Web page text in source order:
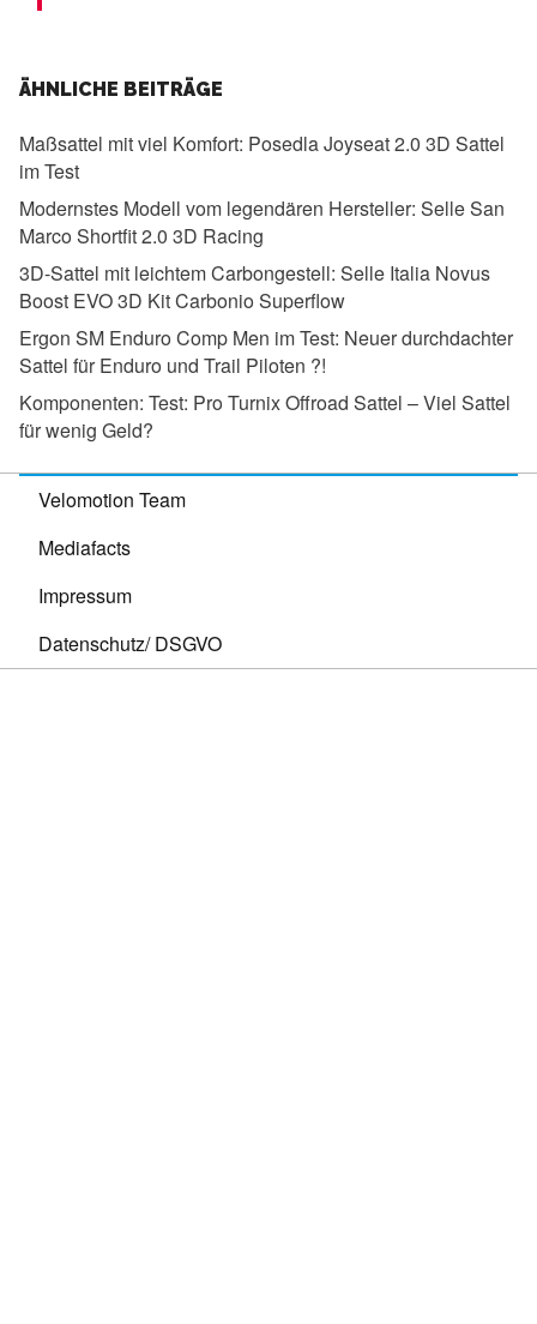
ÄHNLICHE BEITRÄGE
Maßsattel mit viel Komfort: Posedla Joyseat 2.0 3D Sattel
im Test
Modernstes Modell vom legendären Hersteller: Selle San
Marco Shortfit 2.0 3D Racing
3D-Sattel mit leichtem Carbongestell: Selle Italia Novus
Boost EVO 3D Kit Carbonio Superflow
Ergon SM Enduro Comp Men im Test: Neuer durchdachter
Sattel für Enduro und Trail Piloten ?!
Komponenten: Test: Pro Turnix Offroad Sattel – Viel Sattel
für wenig Geld?
Velomotion Team
Mediafacts
Impressum
Datenschutz/ DSGVO